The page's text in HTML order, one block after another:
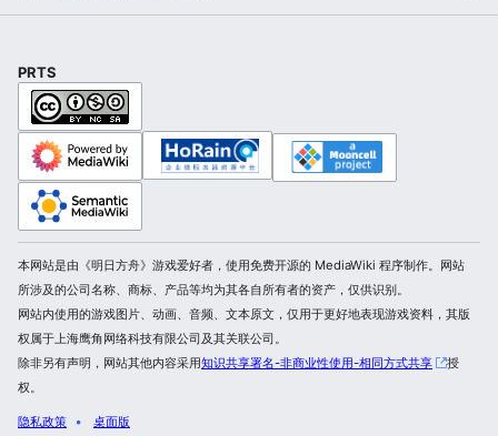
PRTS
本网站是由《明日方舟》游戏爱好者，使用免费开源的 MediaWiki 程序制作。网站
所涉及的公司名称、商标、产品等均为其各自所有者的资产，仅供识别。
网站内使用的游戏图片、动画、音频、文本原文，仅用于更好地表现游戏资料，其版
权属于上海鹰角网络科技有限公司及其关联公司。
除非另有声明，网站其他内容采用知识共享署名-非商业性使用-相同方式共享
授
权。
隐私政策 桌面版